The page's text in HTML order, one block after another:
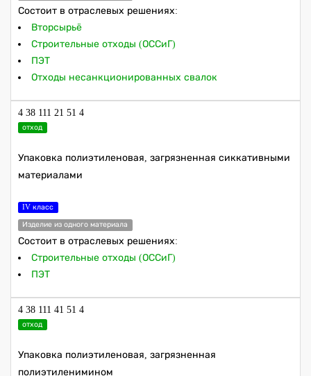
Состоит в отраслевых решениях:
Вторсырьё
Строительные отходы (ОССиГ)
ПЭТ
Отходы несанкционированных свалок
4 38 111 21 51 4
отход
Упаковка полиэтиленовая, загрязненная сиккативными
материалами
IV класс
Изделие из одного материала
Состоит в отраслевых решениях:
Строительные отходы (ОССиГ)
ПЭТ
4 38 111 41 51 4
отход
Упаковка полиэтиленовая, загрязненная
полиэтиленимином